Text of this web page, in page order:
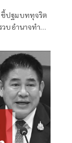
ชี้ปฐมบททุจริต
วบอำนาจทำ